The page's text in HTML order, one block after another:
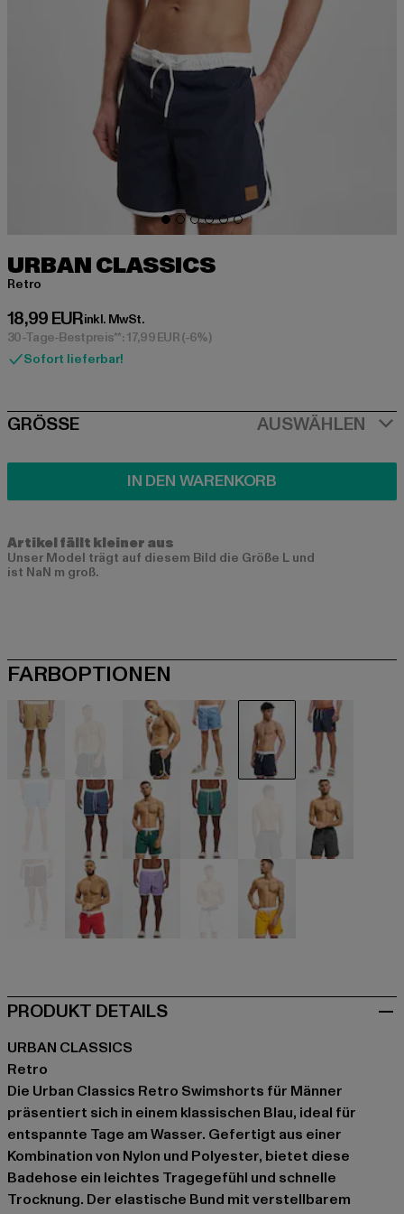
URBAN CLASSICS
Retro
18,99 EUR
Derzeitiger Preis: 18,99 EUR
inkl. MwSt.
30-Tage-Bestpreis**: 17,99 EUR(-6%)
Sofort lieferbar!
SIZE
GRÖSSE AUSWÄHLEN
IN DEN WARENKORB
Artikel fällt kleiner aus
Unser Model trägt auf diesem Bild die Größe L und
ist NaN m groß.
FARBOPTIONEN
schwarzschwarzblau blau
blau grün grau
PRODUKT DETAILS
URBAN CLASSICS
Retro
Die Urban Classics Retro Swimshorts für Männer
präsentiert sich in einem klassischen Blau, ideal für
entspannte Tage am Wasser. Gefertigt aus einer
Kombination von Nylon und Polyester, bietet diese
Badehose ein leichtes Tragegefühl und schnelle
Trocknung. Der elastische Bund mit verstellbarem